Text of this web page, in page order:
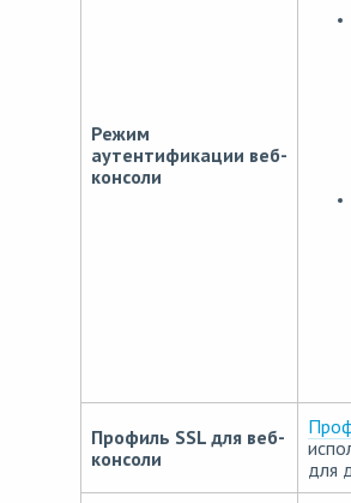
Режим
аутентификации веб-
консоли
Профиль SSL для веб-
консоли
для